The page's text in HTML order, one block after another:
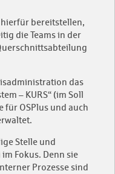
bereitstellen,
die Teams in der
das
– KURS“ (im Soll
für OSPlus und auch
Stelle und
Fokus. Denn sie
Prozesse sind